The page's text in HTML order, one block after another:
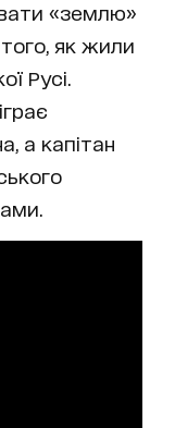
«землю»
того, як жили
Русі.
а капітан